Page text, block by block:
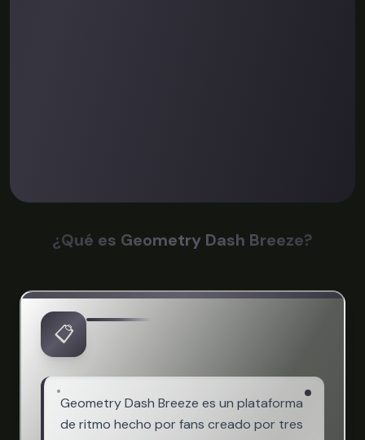
¿Qué es Geometry Dash Breeze?
📋
Geometry Dash Breeze es un plataforma
de ritmo hecho por fans creado por tres